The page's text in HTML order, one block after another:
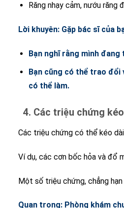
Răng nhạy cảm, nướu răng
Lời khuyên: Gặp bác sĩ của
Bạn nghĩ rằng mình
Bạn cũng có thể trao đổi
có thể làm.
4. Các triệu chứng
Các triệu chứng có thể kéo
Ví dụ, các cơn bốc hỏa và đổ
Một số triệu chứng, chẳng
Quan trọng: Phòng khám